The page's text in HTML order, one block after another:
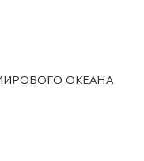
ОКЕАНА